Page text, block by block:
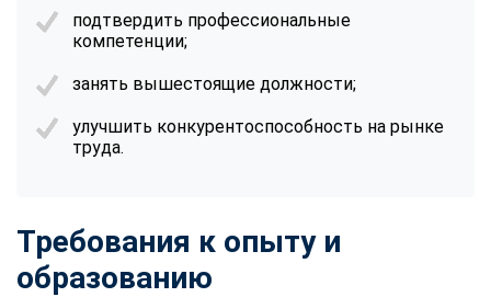
подтвердить профессиональные
компетенции;
занять вышестоящие должности;
улучшить конкурентоспособность на рынке
труда.
Требования к опыту и
образованию